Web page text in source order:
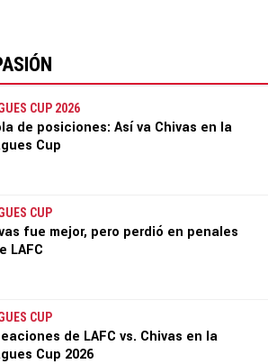
CUP 2026
de posiciones: Así va Chivas en la
Cup
CUP
fue mejor, pero perdió en penales
LAFC
CUP
de LAFC vs. Chivas en la
Cup 2026